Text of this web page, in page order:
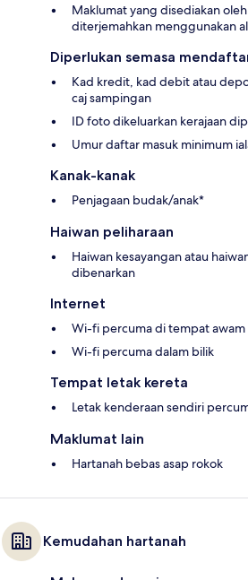
Maklumat yang disediakan
diterjemahkan menggunakan
Diperlukan semasa
Kad kredit, kad debit atau
caj sampingan
ID foto dikeluarkan kerajaan
Umur daftar masuk minimum
Kanak-kanak
Penjagaan budak/anak*
Haiwan peliharaan
Haiwan kesayangan atau
dibenarkan
Internet
Wi-fi percuma di tempat awam
Wi-fi percuma dalam bilik
Tempat letak kereta
Letak kenderaan sendiri
Maklumat lain
Hartanah bebas asap rokok
Kemudahan hartanah